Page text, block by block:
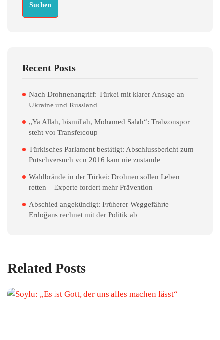
Suchen
Recent Posts
Nach Drohnenangriff: Türkei mit klarer Ansage an
Ukraine und Russland
„Ya Allah, bismillah, Mohamed Salah“: Trabzonspor
steht vor Transfercoup
Türkisches Parlament bestätigt: Abschlussbericht zum
Putschversuch von 2016 kam nie zustande
Waldbrände in der Türkei: Drohnen sollen Leben
retten – Experte fordert mehr Prävention
Abschied angekündigt: Früherer Weggefährte
Erdoğans rechnet mit der Politik ab
Related Posts